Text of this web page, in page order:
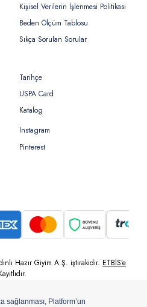
Kişisel Verilerin İşlenmesi Politikası
Beden Ölçüm Tablosu
Sıkça Sorulan Sorular
Tarihçe
USPA Card
Katalog
Instagram
Pinterest
Hazır Giyim A.Ş. iştirakidir. ETBİS’e